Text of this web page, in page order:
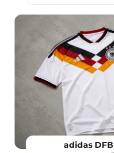
adidas